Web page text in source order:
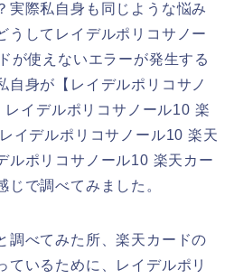
実際私自身も同じような悩み
うしてレイデルポリコサノー
が使えないエラーが発生する
自身が【レイデルポリコサノ
イデルポリコサノール10 楽
イデルポリコサノール10 楽天
ポリコサノール10 楽天カー
で調べてみました。
調べてみた所、楽天カードの
ているために、レイデルポリ